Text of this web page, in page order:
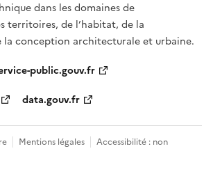
dans les domaines de
territoires, de l’habitat, de la
conception architecturale et urbaine.
public.gouv.fr
data.gouv.fr
Mentions légales
Accessibilité : non